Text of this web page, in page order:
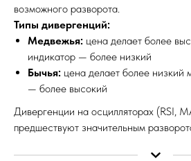
возможного разворота.
Типы дивергенций:
Медвежья: цена делает более
индикатор — более низкий
Бычья: цена делает более низкий
— более высокий
Дивергенции на осцилляторах (RSI,
предшествуют значительным